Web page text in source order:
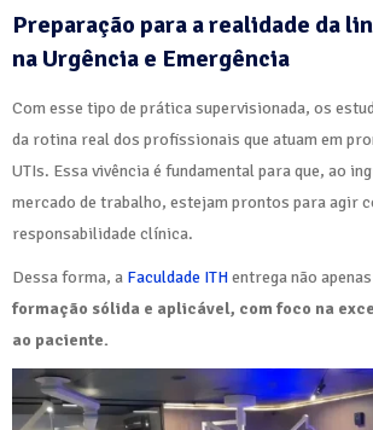
Preparação para a realidade da
na Urgência e Emergência
Com esse tipo de prática supervisionada, os
da rotina real dos profissionais que atuam em
UTIs. Essa vivência é fundamental para que, ao
mercado de trabalho, estejam prontos para agir
responsabilidade clínica.
Dessa forma, a Faculdade ITHentrega não
formação sólida e aplicável, com foco na
ao paciente.